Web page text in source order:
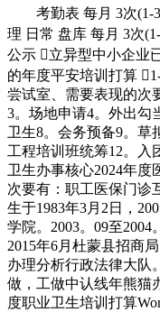
考勤表 每月 3次(1-3
理 日常 盘库 每月 3次
公示 立异型中小企业
的年度平安培训打算
尝试室、需要表现的次
3。场地申请4。外出勾
卫生8。会务预备9。草
工程培训班统筹12。入
卫生办事核心2024年度
次要有：职工医保门诊
生于1983年3月2日，
学院。2003。09至2004
2015年6月杜蒙县招商
办理分析行政法律大队
做，工做中认线年熊猫
度职业卫生培训打算